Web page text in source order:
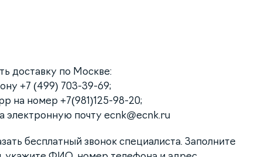
доставку по Москве:
+7 (499) 703-39-69;
на номер +7(981)125-98-20;
электронную почтуecnk@ecnk.ru
бесплатный звонок специалиста. Заполните